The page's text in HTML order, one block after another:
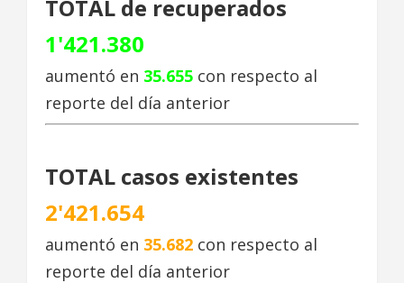
TOTAL de recuperados
1'421.380
aumentó en 35.655 con respecto al
reporte del día anterior
TOTAL casos existentes
2'421.654
aumentó en 35.682 con respecto al
reporte del día anterior